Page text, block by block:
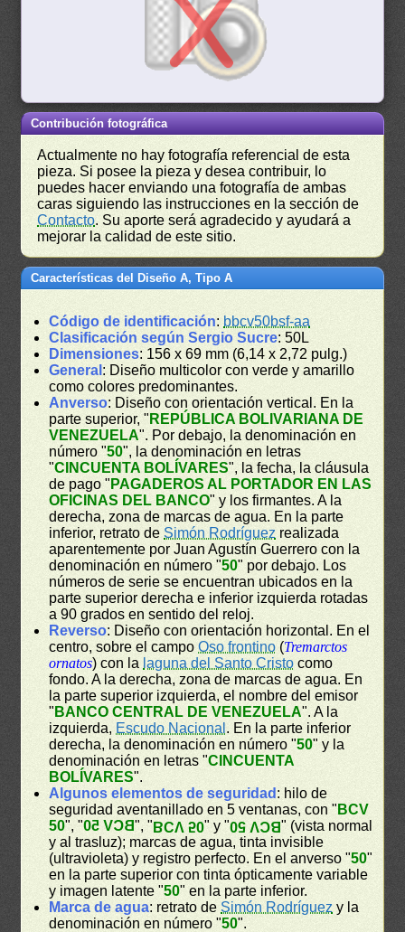
Contribución fotográfica
Actualmente no hay fotografía referencial de esta
pieza. Si posee la pieza y desea contribuir, lo
puedes hacer enviando una fotografía de ambas
caras siguiendo las instrucciones en la sección de
Contacto. Su aporte será agradecido y ayudará a
mejorar la calidad de este sitio.
Características del Diseño A, Tipo A
Código de identificación: bbcv50bsf-aa
Clasificación según Sergio Sucre: 50L
Dimensiones: 156 x 69 mm (6,14 x 2,72 pulg.)
General : Diseño multicolor con verde y amarillo
como colores predominantes.
Anverso: Diseño con orientación vertical. En la
parte superior, " REPÚBLICA BOLIVARIANA DE
VENEZUELA". Por debajo, la denominación en
número "50", la denominación en letras
"CINCUENTA BOLÍVARES", la fecha, la cláusula
de pago " PAGADEROS AL PORTADOR EN LAS
OFICINAS DEL BANCO" y los firmantes. A la
derecha, zona de marcas de agua. En la parte
inferior, retrato deSimón Rodríguez realizada
aparentemente por Juan Agustín Guerrero con la
denominación en número "50" por debajo. Los
números de serie se encuentran ubicados en la
parte superior derecha e inferior izquierda rotadas
a 90 grados en sentido del reloj.
Reverso: Diseño con orientación horizontal. En el
centro, sobre el campoOso frontino (Tremarctos
ornatos) con la laguna del Santo Cristo como
fondo. A la derecha, zona de marcas de agua. En
la parte superior izquierda, el nombre del emisor
" BANCO CENTRAL DE VENEZUELA". A la
izquierda, Escudo Nacional . En la parte inferior
derecha, la denominación en número "50" y la
denominación en letras "CINCUENTA
BOLÍVARES".
Algunos elementos de seguridad : hilo de
seguridad aventanillado en 5 ventanas, con " BCV
50", "BCV 50", "BCV 50" y "BCV 50" (vista normal
y al trasluz); marcas de agua, tinta invisible
(ultravioleta) y registro perfecto. En el anverso "50"
en la parte superior con tinta ópticamente variable
y imagen latente "50" en la parte inferior.
Marca de agua: retrato de Simón Rodríguez y la
denominación en número "50".